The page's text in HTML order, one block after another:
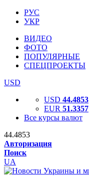
РУС
УКР
ВИДЕО
ФОТО
ПОПУЛЯРНЫЕ
СПЕЦПРОЕКТЫ
USD
USD 44.4853
EUR 51.3357
Все курсы валют
44.4853
Авторизация
Поиск
UA